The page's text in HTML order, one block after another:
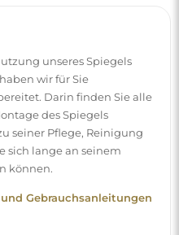
Sie auf
Inspirationen und
entdecken Sie
für schöne Interieurs.
und sehen Sie, was